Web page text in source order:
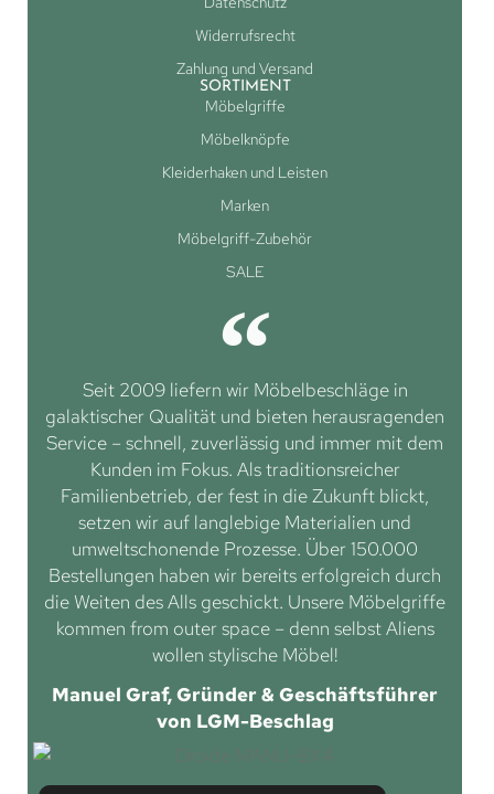
Widerrufsrecht
Zahlung und Versand
SORTIMENT
Möbelgriffe
Möbelknöpfe
Kleiderhaken und Leisten
Marken
Möbelgriff-Zubehör
SALE
Seit 2009 liefern wir Möbelbeschläge in
galaktischer Qualität und bieten herausragenden
Service – schnell, zuverlässig und immer mit dem
Kunden im Fokus. Als traditionsreicher
Familienbetrieb, der fest in die Zukunft blickt,
setzen wir auf langlebige Materialien und
umweltschonende Prozesse. Über 150.000
Bestellungen haben wir bereits erfolgreich durch
die Weiten des Alls geschickt. Unsere Möbelgriffe
kommen from outer space – denn selbst Aliens
wollen stylische Möbel!
Manuel Graf, Gründer & Geschäftsführer
von LGM-Beschlag